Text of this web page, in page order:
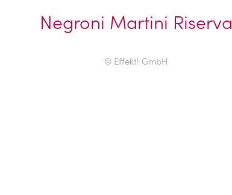
Negroni Martini Riserva
© Effekt! GmbH